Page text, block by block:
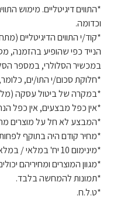
וכדומה.
הנייד כפי שהופיע
במכשיר הסלולרי, במספר
*חלוקת סכום/י התו/ים,
*במקרה של ביטול עסקה (מלא
*אין כפל מבצעים, אין כפל
*המבצע לא חל על מוצרים
*מחיר קודם היה בתוקף לפחות
*מינימום 10 יח' במלאי / במלאי היבואן.
*מגוון המוצרים ומחיריהם
*תמונות להמחשה בלבד.
*ט.ל.ח.